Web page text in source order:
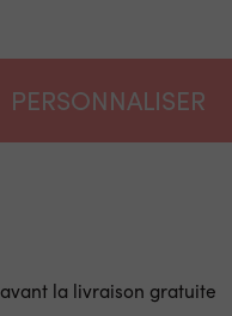
PERSONNALISER
avant la livraison gratuite